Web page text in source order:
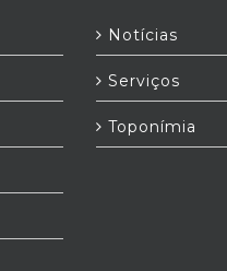
Notícias
Serviços
Toponímia